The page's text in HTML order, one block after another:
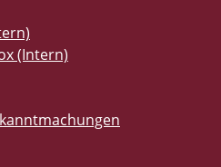
(Intern)